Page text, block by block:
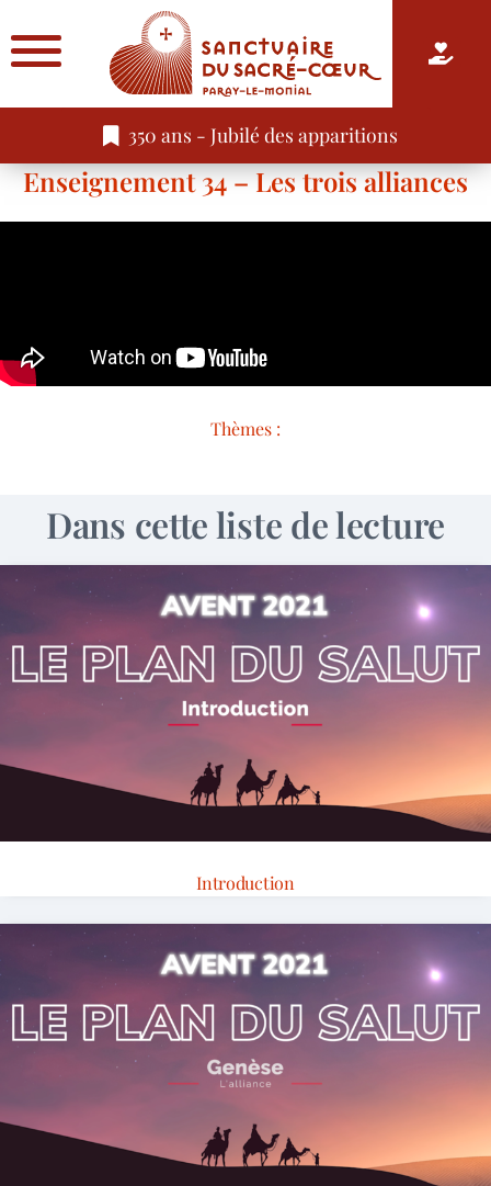
350 ans - Jubilé des apparitions
Enseignement 34 – Les trois alliances
Thèmes :
Dans cette liste de lecture
Introduction